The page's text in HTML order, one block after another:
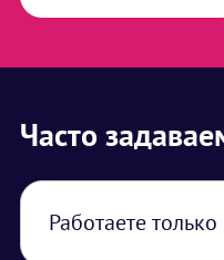
Часто
Работаете